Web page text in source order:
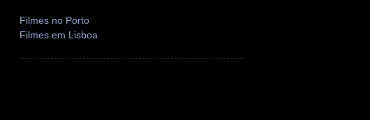
Filmes no Porto
Filmes em Lisboa